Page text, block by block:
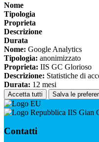
Nome
Tipologia
Proprieta
Descrizione
Durata
Nome: Google Analytics
Tipologia: anonimizzato
Proprieta: IIS GC Glorioso
Descrizione: Statistiche di
Durata: 12 mesi
Accetta tutti Salva le
IIS Gian
Contatti